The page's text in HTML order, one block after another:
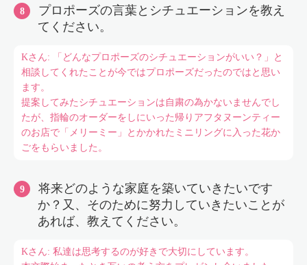
プロポーズの言葉とシチュエーションを教え
てください。
Kさん: 「どんなプロポーズのシチュエーションがいい？」と
相談してくれたことが今ではプロポーズだったのではと思い
ます。
提案してみたシチュエーションは自粛の為かないませんでし
たが、指輪のオーダーをしにいった帰りアフタヌーンティー
のお店で「メリーミー」とかかれたミニリングに入った花か
ごをもらいました。
将来どのような家庭を築いていきたいです
か？又、そのために努力していきたいことが
あれば、教えてください。
Kさん: 私達は思考するのが好きで大切にしています。